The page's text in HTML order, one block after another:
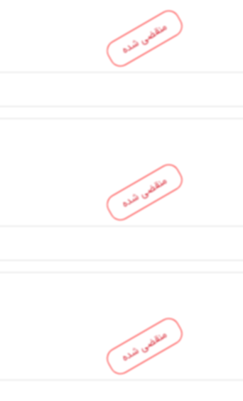
منقضی شده
منقضی شده
منقضی شده